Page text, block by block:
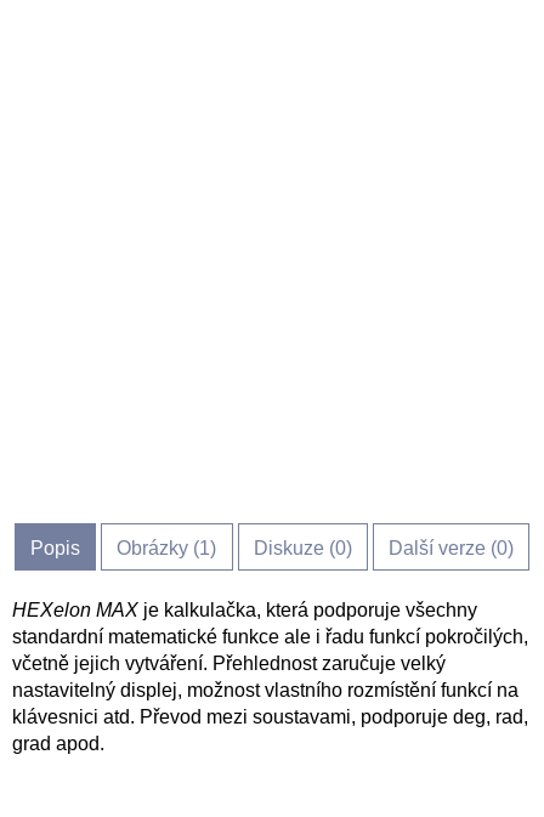
Popis Obrázky (1) Diskuze (0) Další verze (0)
HEXelon MAX je kalkulačka, která podporuje všechny
standardní matematické funkce ale i řadu funkcí pokročilých,
včetně jejich vytváření. Přehlednost zaručuje velký
nastavitelný displej, možnost vlastního rozmístění funkcí na
klávesnici atd. Převod mezi soustavami, podporuje deg, rad,
grad apod.